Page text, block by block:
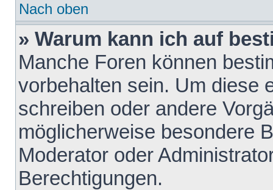
Nach oben
» Warum kann ich auf
Manche Foren können
vorbehalten sein. Um diese
schreiben oder andere
möglicherweise besondere
Moderator oder
Berechtigungen.